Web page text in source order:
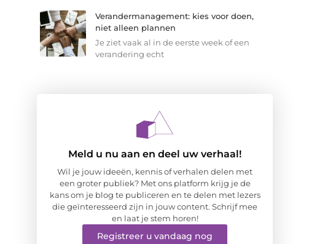
Verandermanagement: kies voor doen,
niet alleen plannen
Je ziet vaak al in de eerste week of een
verandering echt
Meld u nu aan en deel uw verhaal!
Wil je jouw ideeën, kennis of verhalen delen met
een groter publiek? Met ons platform krijg je de
kans om je blog te publiceren en te delen met lezers
die geïnteresseerd zijn in jouw content. Schrijf mee
en laat je stem horen!
Registreer u vandaag nog